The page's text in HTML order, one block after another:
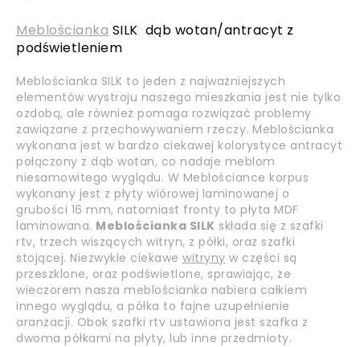
Meblościanka SILK dąb wotan/antracyt z
podświetleniem
Meblościanka SILK to jeden z najważniejszych
elementów wystroju naszego mieszkania jest nie tylko
ozdobą, ale również pomaga rozwiązać problemy
zawiązane z przechowywaniem rzeczy. Meblościanka
wykonana jest w bardzo ciekawej kolorystyce antracyt
połączony z dąb wotan, co nadaje meblom
niesamowitego wyglądu. W Meblościance korpus
wykonany jest z płyty wiórowej laminowanej o
grubości 16 mm, natomiast fronty to płyta MDF
laminowana. Meblościanka SILK składa się z szafki
rtv, trzech wiszących witryn, z półki, oraz szafki
stojącej. Niezwykle ciekawe witryny w części są
przeszklone, oraz podświetlone, sprawiając, że
wieczorem nasza meblościanka nabiera całkiem
innego wyglądu, a półka to fajne uzupełnienie
aranżacji. Obok szafki rtv ustawiona jest szafka z
dwoma półkami na płyty, lub inne przedmioty.